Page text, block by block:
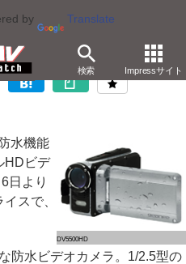
by Translate
検索 Impressサイト
ルHDビデオカメラ
DV5500HD
水機能
HDビデ
日より
スで、
防水ビデオカメラ。1/2.5型の